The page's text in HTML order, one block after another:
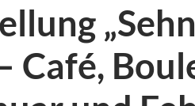
Café,